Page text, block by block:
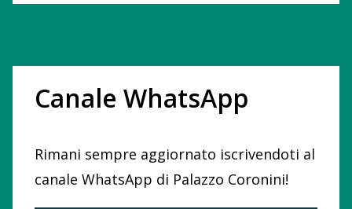
Canale WhatsApp
Rimani sempre aggiornato iscrivendoti al
canale WhatsApp di Palazzo Coronini!